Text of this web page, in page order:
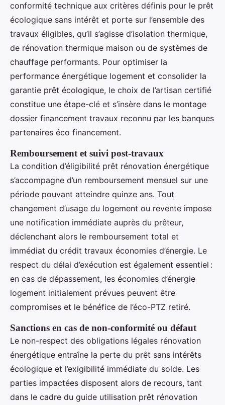
conformité technique aux critères définis pour le prêt
écologique sans intérêt et porte sur l’ensemble des
travaux éligibles, qu’il s’agisse d’isolation thermique,
de rénovation thermique maison ou de systèmes de
chauffage performants. Pour optimiser la
performance énergétique logement et consolider la
garantie prêt écologique, le choix de l’artisan certifié
constitue une étape-clé et s’insère dans le montage
dossier financement travaux reconnu par les banques
partenaires éco financement.
Remboursement et suivi post-travaux
La condition d’éligibilité prêt rénovation énergétique
s’accompagne d’un remboursement mensuel sur une
période pouvant atteindre quinze ans. Tout
changement d’usage du logement ou revente impose
une notification immédiate auprès du prêteur,
déclenchant alors le remboursement total et
immédiat du crédit travaux économies d’énergie. Le
respect du délai d’exécution est également essentiel :
en cas de dépassement, les économies d’énergie
logement initialement prévues peuvent être
compromises et le bénéfice de l’éco-PTZ retiré.
Sanctions en cas de non-conformité ou défaut
Le non-respect des obligations légales rénovation
énergétique entraîne la perte du prêt sans intérêts
écologique et l’exigibilité immédiate du solde. Les
parties impactées disposent alors de recours, tant
dans le cadre du guide utilisation prêt rénovation